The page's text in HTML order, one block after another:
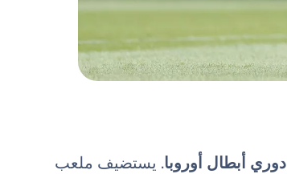
دوري أبطال أوروبا. يستضيف ملعب